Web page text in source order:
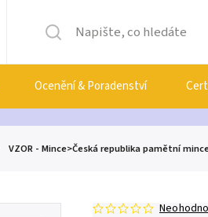
Ocenění & Poradenství
VZOR - Mince>Česká republika pamětní